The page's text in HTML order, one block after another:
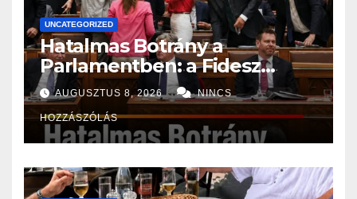
UNCATEGORIZED
Hatalmas Botrány a
Parlamentben: a Fidesz
ismét kitett magáért!
AUGUSZTUS 8, 2026 NINCS
HOZZÁSZÓLÁS